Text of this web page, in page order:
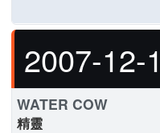
2007-12-
WATER COW
精靈